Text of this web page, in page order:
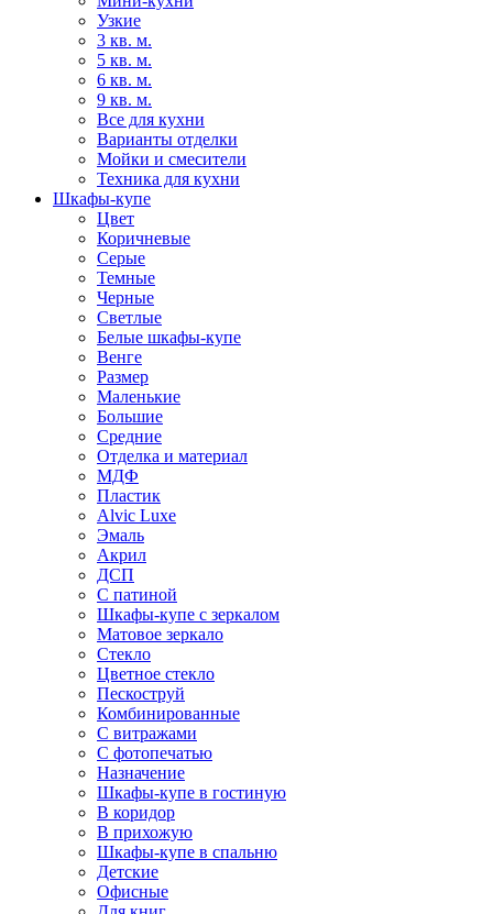
Узкие
3 кв. м.
5 кв. м.
6 кв. м.
9 кв. м.
Все для кухни
Варианты отделки
Мойки и смесители
Техника для кухни
Шкафы-купе
Цвет
Коричневые
Серые
Темные
Черные
Светлые
Белые шкафы-купе
Венге
Размер
Маленькие
Большие
Средние
Отделка и материал
МДФ
Пластик
Alvic Luxe
Эмаль
Акрил
ДСП
С патиной
Шкафы-купе с зеркалом
Матовое зеркало
Стекло
Цветное стекло
Пескоструй
Комбинированные
С витражами
С фотопечатью
Назначение
Шкафы-купе в гостиную
В коридор
В прихожую
Шкафы-купе в спальню
Детские
Офисные